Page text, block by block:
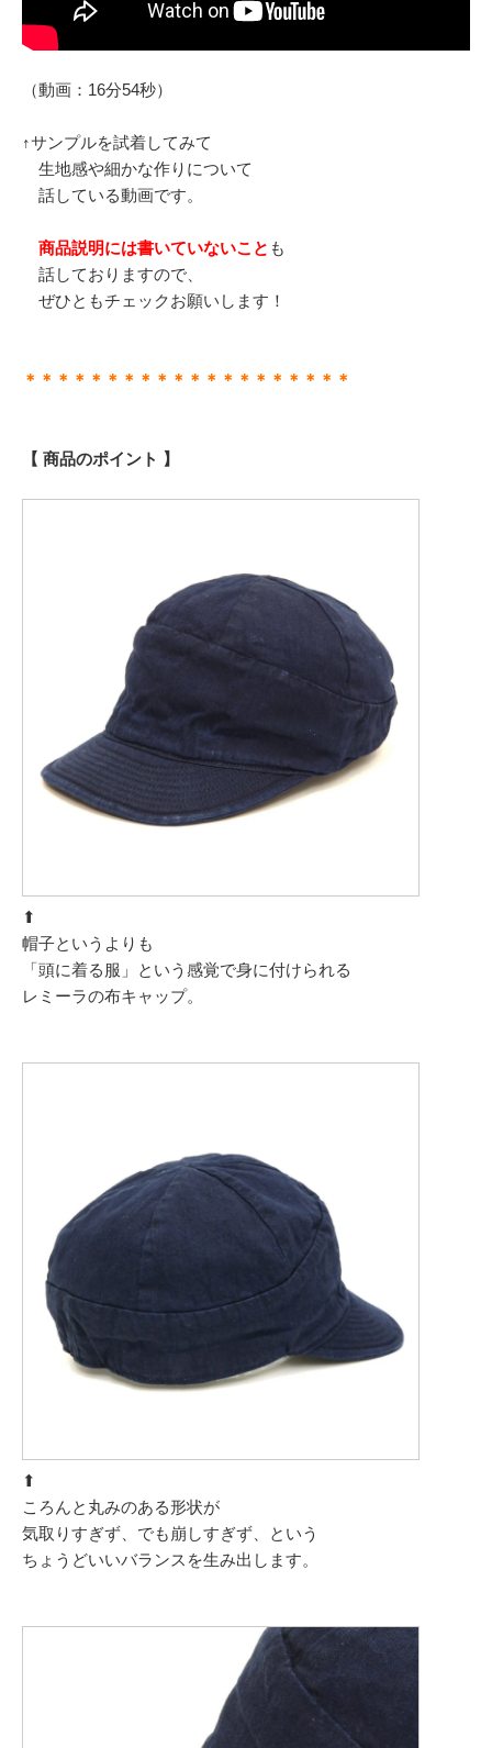
（動画：16分54秒）
↑サンプルを試着してみて
生地感や細かな作りについて
話している動画です。
商品説明には書いていないこと も
話しておりますので、
ぜひともチェックお願いします！
＊＊＊＊＊＊＊＊＊＊＊＊＊＊＊＊＊＊＊＊
【 商品のポイント 】
⬆︎
帽子というよりも
「頭に着る服」という感覚で身に付けられる
レミーラの布キャップ。
⬆︎
ころんと丸みのある形状が
気取りすぎず、でも崩しすぎず、という
ちょうどいいバランスを生み出します。